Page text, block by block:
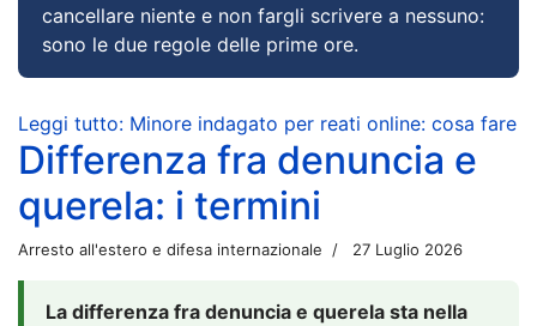
cancellare niente e non fargli scrivere a nessuno:
sono le due regole delle prime ore.
Leggi tutto: Minore indagato per reati online: cosa fare
Differenza fra denuncia e
querela: i termini
Arresto all'estero e difesa internazionale 27 Luglio 2026
La differenza fra denuncia e querela sta nella